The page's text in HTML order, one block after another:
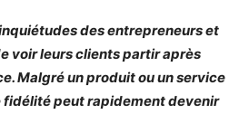
des entrepreneurs et
voir leurs clients partir après
Malgré un produit ou un service
fidélité peut rapidement devenir